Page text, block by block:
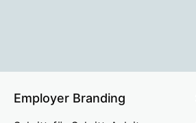
Employer Branding